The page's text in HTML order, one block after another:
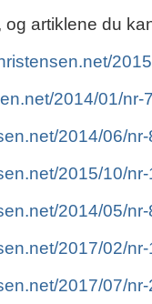
og artiklene du
2014/01/
2014/06/
2015/10/
2014/05/
2017/02/
2017/07/